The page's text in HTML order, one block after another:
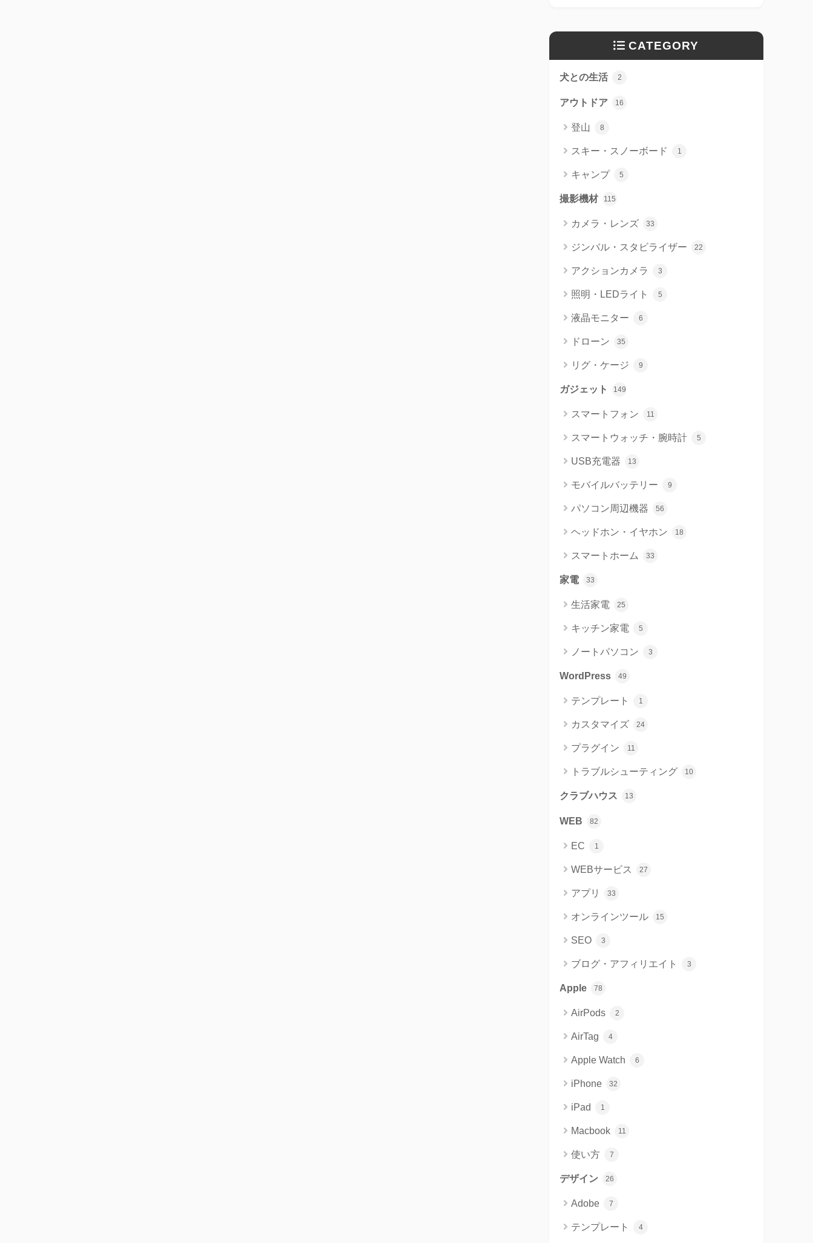
CATEGORY
犬との生活 2
アウトドア 16
登山 8
スキー・スノーボード 1
キャンプ 5
撮影機材 115
カメラ・レンズ 33
ジンバル・スタビライザー 22
アクションカメラ 3
照明・LEDライト 5
液晶モニター 6
ドローン 35
リグ・ケージ 9
ガジェット 149
スマートフォン 11
スマートウォッチ・腕時計 5
USB充電器 13
モバイルバッテリー 9
パソコン周辺機器 56
ヘッドホン・イヤホン 18
スマートホーム 33
家電 33
生活家電 25
キッチン家電 5
ノートパソコン 3
WordPress 49
テンプレート 1
カスタマイズ 24
プラグイン 11
トラブルシューティング 10
クラブハウス 13
WEB 82
EC 1
WEBサービス 27
アプリ 33
オンラインツール 15
SEO 3
ブログ・アフィリエイト 3
Apple 78
AirPods 2
AirTag 4
Apple Watch 6
iPhone 32
iPad 1
Macbook 11
使い方 7
デザイン 26
Adobe 7
テンプレート 4